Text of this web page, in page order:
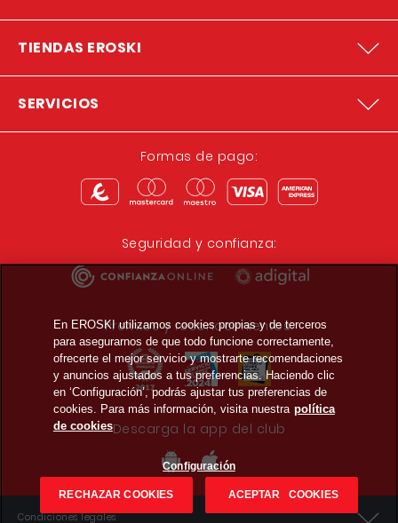
TIENDAS EROSKI
SERVICIOS
Formas de pago:
Seguridad y confianza:
Premios y reconocimientos:
Descarga la app del club
Condiciones legales
En EROSKI utilizamos cookies propias y de terceros
para asegurarnos de que todo funcione correctamente,
ofrecerte el mejor servicio y mostrarte recomendaciones
y anuncios ajustados a tus preferencias. Haciendo clic
en ‘Configuración’, podrás ajustar tus preferencias de
cookies. Para más información, visita nuestra política
de cookies
Configuración
RECHAZAR COOKIES ACEPTAR COOKIES